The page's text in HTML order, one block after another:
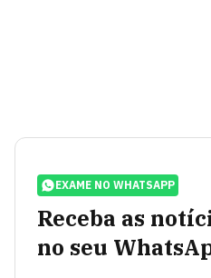
EXAME NO WHATSAPP
Receba as
no seu